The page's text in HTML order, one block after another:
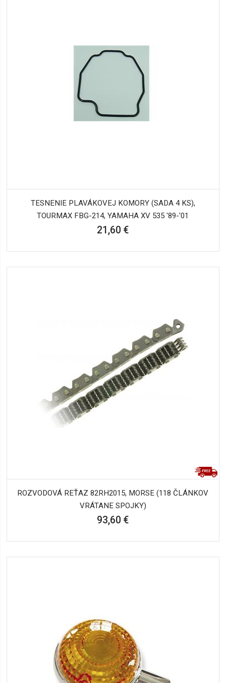
TESNENIE PLAVÁKOVEJ KOMORY (SADA 4 KS),
TOURMAX FBG-214, YAMAHA XV 535 '89-'01
21,60 €
ROZVODOVÁ REŤAZ 82RH2015, MORSE (118 ČLÁNKOV
VRÁTANE SPOJKY)
93,60 €